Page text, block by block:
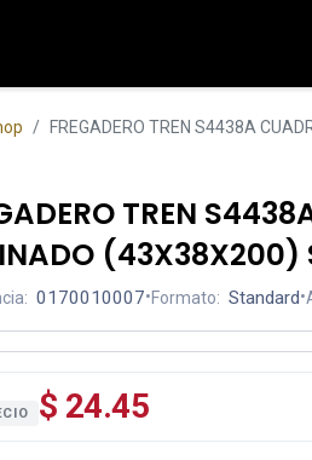
FREGADERO TREN S4438A
TREN
(43X38X200)
0170010007•Formato: Standard•
$ 24.45